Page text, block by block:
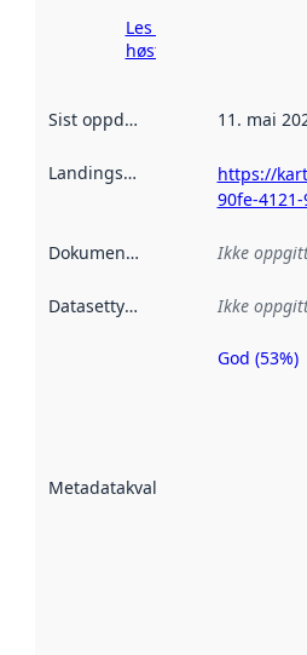
Les mer om
høsting her
Sist oppdatert 11. mai
Landingsside
https://
90fe-
Dokumentasjon Ikke
Datasettype Ikke
Metadatakvalitet
God (53%)